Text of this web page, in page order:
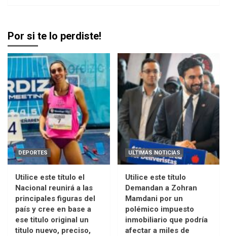
Por si te lo perdiste!
DEPORTES
Utilice este título el
Nacional reunirá a las
principales figuras del
país y cree en base a
ese titulo original un
titulo nuevo, preciso,
ULTIMAS NOTICIAS
Utilice este título
Demandan a Zohran
Mamdani por un
polémico impuesto
inmobiliario que podría
afectar a miles de